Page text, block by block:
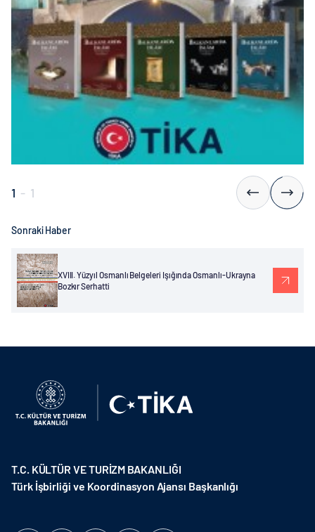
1 - 1
Sonraki Haber
XVIII. Yüzyıl Osmanlı Belgeleri Işığında Osmanlı-Ukrayna
Bozkır Serhatti
T.C. KÜLTÜR VE TURİZM BAKANLIĞI
Türk İşbirliği ve Koordinasyon Ajansı Başkanlığı